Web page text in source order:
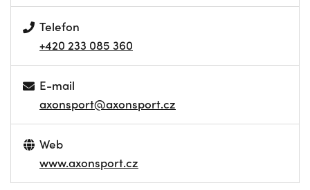
Telefon
+420 233 085 360
E-mail
axonsport@axonsport.cz
Web
www.axonsport.cz